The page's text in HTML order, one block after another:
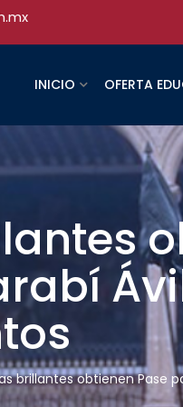
INICIO OFERTA
brillantes obtienen Pase